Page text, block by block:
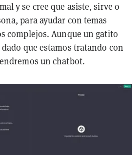
y se cree que asiste, sirve o
para ayudar con temas
complejos. Aunque un gatito
que estamos tratando con
un chatbot.